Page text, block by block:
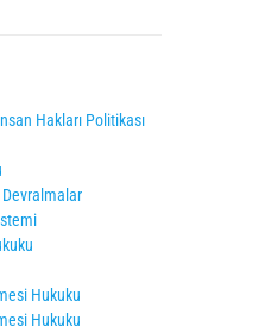
Hakları Politikası
Hukuku
Hukuku